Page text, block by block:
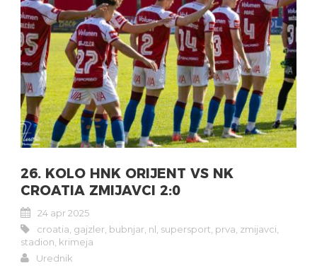
26. KOLO HNK ORIJENT VS NK
CROATIA ZMIJAVCI 2:0
24 apr 2025
croatia gajzler bubnjar nl supersport prva zmijavci
stadion krimeja
Urednik